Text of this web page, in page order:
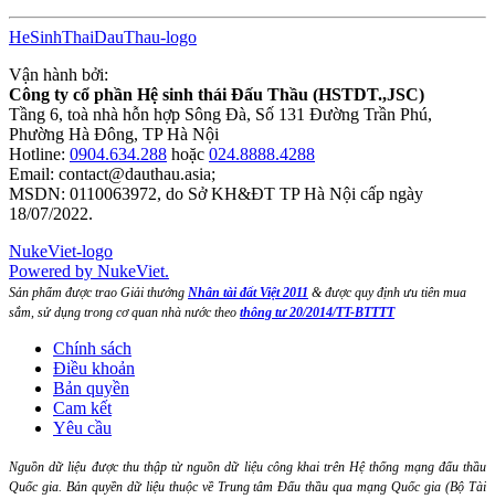
HeSinhThaiDauThau-logo
Vận hành bởi:
Công ty cổ phần Hệ sinh thái Đấu Thầu (HSTDT.,JSC)
Tầng 6, toà nhà hỗn hợp Sông Đà, Số 131 Đường Trần Phú,
Phường Hà Đông, TP Hà Nội
Hotline: 0904.634.288 hoặc 024.8888.4288
Email: contact@dauthau.asia;
MSDN: 0110063972, do Sở KH&ĐT TP Hà Nội cấp ngày
18/07/2022.
NukeViet-logo
Powered by NukeViet.
Sản phẩm được trao Giải thưởng Nhân tài đất Việt 2011 & được quy định ưu tiên mua
sắm, sử dụng trong cơ quan nhà nước theo thông tư 20/2014/TT-BTTTT
Chính sách
Điều khoản
Bản quyền
Cam kết
Yêu cầu
Nguồn dữ liệu được thu thập từ nguồn dữ liệu công khai trên Hệ thống mạng đấu thầu
Quốc gia. Bản quyền dữ liệu thuộc về Trung tâm Đấu thầu qua mạng Quốc gia (Bộ Tài